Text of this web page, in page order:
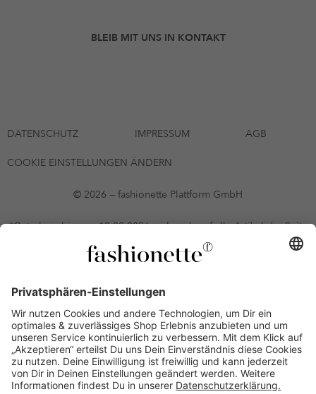
BLEIB MIT UNS IN KONTAKT
DATENSCHUTZ IMPRESSUM AGB
COOKIE EINSTELLUNGEN ÄNDERN
© 2026 — fashionette Plattform GmbH
*Gutschein bis zum 12.08.2026 mehrmals auf alle Artikel der Seite
fashionette.at/selected-styles anwendbar. Es gelten die in den AGB
§9 festgelegten Bedingungen.
vorausgesetzt, alle Preise inkl. MwSt. und ohne Versandkosten. Bei
Ratenkäufen kann die letzte Rate geringfügig abweichen. Die
Anzahl der Raten und die jeweilige Verfügbarkeit von
Zahlungsmethoden kann variieren. Die Prominenten, die
namentlich genannt oder dargestellt werden, haben keine der auf
der Website angebotenen Artikel anerkannt, empfohlen oder
befürwortet. Lieferungen sind nur an Lieferadressen in Österreich